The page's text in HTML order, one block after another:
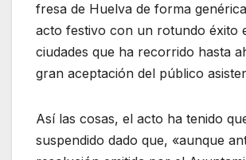
fresa de Huelva de forma
acto festivo con un rotundo éxito
ciudades que ha recorrido hasta
gran aceptación del público
Así las cosas, el acto ha tenido
suspendido dado que, «aunque